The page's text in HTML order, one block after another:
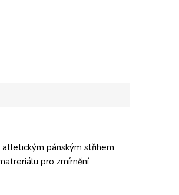
pánským střihem
pro zmírnění